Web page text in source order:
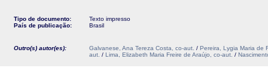
Tipo de documento:
Texto impresso
País de publicação:
Brasil
Outro(s) autor(es): Galvanese, Ana Tereza Costa, co-aut. / Pereira, Lygia Maria de
aut. / Lima, Elizabeth Maria Freire de Araújo, co-aut. /